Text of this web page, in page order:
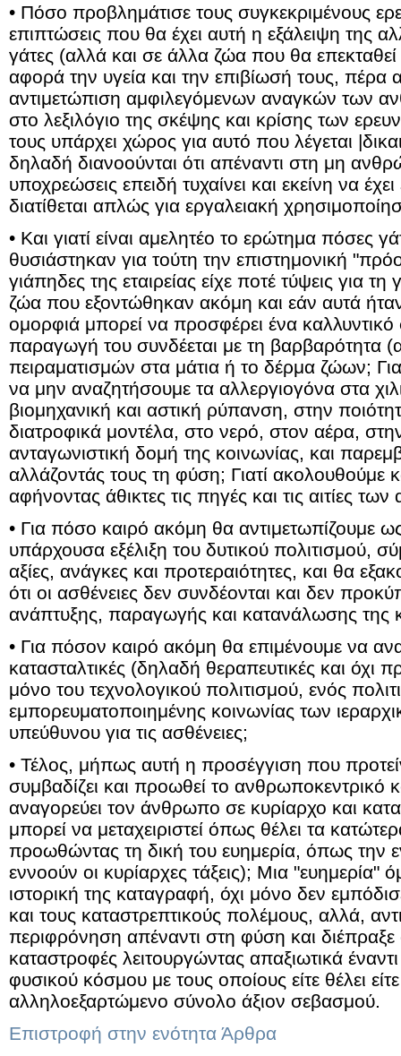
• Πόσο προβλημάτισε τους συγκεκριμένους
επιπτώσεις που θα έχει αυτή η εξάλειψη της
γάτες (αλλά και σε άλλα ζώα που θα
αφορά την υγεία και την επιβίωσή τους, πέρα
αντιμετώπιση αμφιλεγόμενων αναγκών των
στο λεξιλόγιο της σκέψης και κρίσης των
τους υπάρχει χώρος για αυτό που λέγεται
δηλαδή διανοούνται ότι απέναντι στη μη
υποχρεώσεις επειδή τυχαίνει και εκείνη να
διατίθεται απλώς για εργαλειακή
• Και γιατί είναι αμελητέο το ερώτημα πόσες
θυσιάστηκαν για τούτη την επιστημονική
γιάπηδες της εταιρείας είχε ποτέ τύψεις για
ζώα που εξοντώθηκαν ακόμη και εάν αυτά
ομορφιά μπορεί να προσφέρει ένα
παραγωγή του συνδέεται με τη βαρβαρότητα
πειραματισμών στα μάτια ή το δέρμα ζώων;
να μην αναζητήσουμε τα αλλεργιογόνα στα
βιομηχανική και αστική ρύπανση, στην
διατροφικά μοντέλα, στο νερό, στον αέρα,
ανταγωνιστική δομή της κοινωνίας, και
αλλάζοντάς τους τη φύση; Γιατί ακολουθούμε
αφήνοντας άθικτες τις πηγές και τις αιτίες
• Για πόσο καιρό ακόμη θα αντιμετωπίζουμε
υπάρχουσα εξέλιξη του δυτικού πολιτισμού,
αξίες, ανάγκες και προτεραιότητες, και θα
ότι οι ασθένειες δεν συνδέονται και δεν
ανάπτυξης, παραγωγής και κατανάλωσης της
• Για πόσον καιρό ακόμη θα επιμένουμε να
κατασταλτικές (δηλαδή θεραπευτικές και όχι
μόνο του τεχνολογικού πολιτισμού, ενός
εμπορευματοποιημένης κοινωνίας των
υπεύθυνου για τις ασθένειες;
• Τέλος, μήπως αυτή η προσέγγιση που
συμβαδίζει και προωθεί το ανθρωποκεντρικό
αναγορεύει τον άνθρωπο σε κυρίαρχο και
μπορεί να μεταχειριστεί όπως θέλει τα
προωθώντας τη δική του ευημερία, όπως την
εννοούν οι κυρίαρχες τάξεις); Μια "ευημερία"
ιστορική της καταγραφή, όχι μόνο δεν
και τους καταστρεπτικούς πολέμους, αλλά,
περιφρόνηση απέναντι στη φύση και διέπραξε
καταστροφές λειτουργώντας απαξιωτικά
φυσικού κόσμου με τους οποίους είτε θέλει
αλληλοεξαρτώμενο σύνολο άξιον σεβασμού.
Επιστροφή στην ενότητα Άρθρα